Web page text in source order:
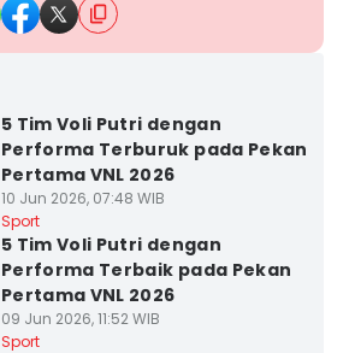
5 Tim Voli Putri dengan
Performa Terburuk pada Pekan
Pertama VNL 2026
10 Jun 2026, 07:48 WIB
Sport
5 Tim Voli Putri dengan
Performa Terbaik pada Pekan
Pertama VNL 2026
09 Jun 2026, 11:52 WIB
Sport